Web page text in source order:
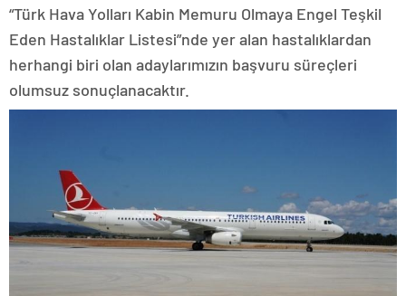
“Türk Hava Yolları Kabin Memuru Olmaya Engel Teşkil
Eden Hastalıklar Listesi”nde yer alan hastalıklardan
herhangi biri olan adaylarımızın başvuru süreçleri
olumsuz sonuçlanacaktır.